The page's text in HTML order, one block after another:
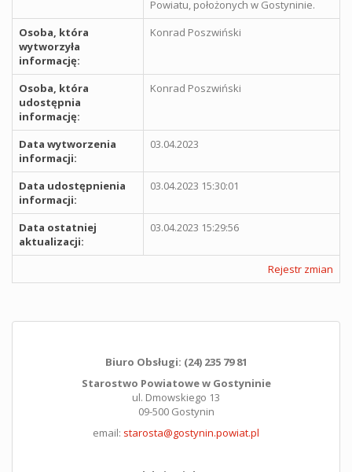
Powiatu, położonych w Gostyninie.
Osoba, która
wytworzyła
informację:
Konrad Poszwiński
Osoba, która
udostępnia
informację:
Konrad Poszwiński
Data wytworzenia
informacji:
03.04.2023
Data udostępnienia
informacji:
03.04.2023 15:30:01
Data ostatniej
aktualizacji:
03.04.2023 15:29:56
Rejestr zmian
Biuro Obsługi: (24) 235 79 81
Starostwo Powiatowe w Gostyninie
ul. Dmowskiego 13
09-500 Gostynin
email: starosta@gostynin.powiat.pl